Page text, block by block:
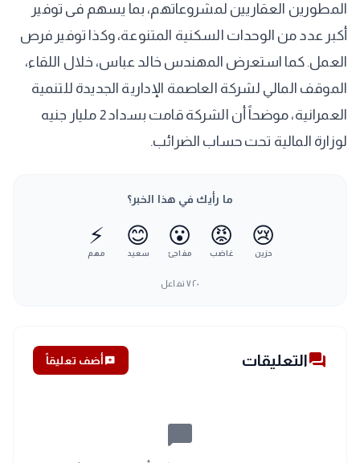
المطورين العقاريين لمشروعاتهم، بما يسهم فى توفير
أكبر عدد من الوحدات السكنية المتنوعة، وكذا توفير فرص
العمل. كما استعرض المهندس خالد عباس، خلال اللقاء،
الموقف المالي لشركة العاصمة الإدارية الجديدة للتنمية
العمرانية، موضحاً أن الشركة قامت بسداد 2 مليار جنيه
لوزارة المالية تحت حساب الضرائب.
ما رأيك في هذا الخبر؟
😢
حزين
😡
غاضب
😮
مفاجئ
😊
سعيد
⚡
مهم
٧٢٠تفاعل
forumالتعليقات add_commentأضف تعليقاً
chat_bubble_outline